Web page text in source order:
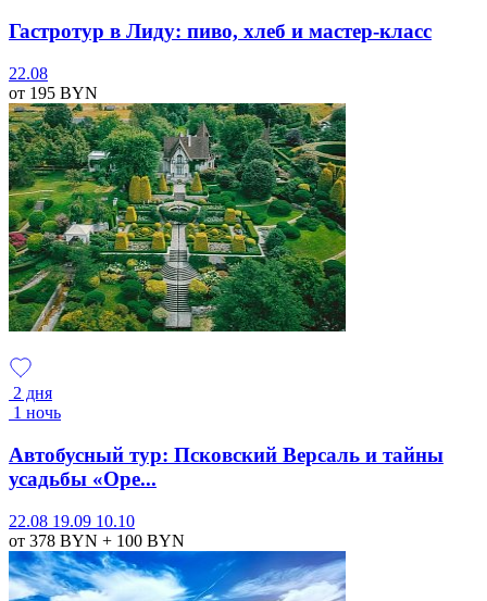
Гастротур в Лиду: пиво, хлеб и мастер-класс
22.08
от 195 BYN
2 дня
1 ночь
Автобусный тур: Псковский Версаль и тайны
усадьбы «Оре...
22.08 19.09 10.10
от 378 BYN + 100 BYN